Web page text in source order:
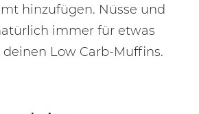
hinzufügen. Nüsse und
immer für etwas
Low Carb-Muffins.